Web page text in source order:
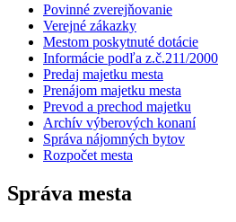
Povinné zverejňovanie
Verejné zákazky
Mestom poskytnuté dotácie
Informácie podľa z.č.211/2000
Predaj majetku mesta
Prenájom majetku mesta
Prevod a prechod majetku
Archív výberových konaní
Správa nájomných bytov
Rozpočet mesta
Správa mesta